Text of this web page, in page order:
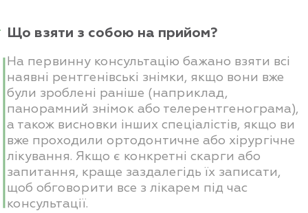
Що взяти з собою на прийом?
На первинну консультацію бажано взяти всі
наявні рентгенівські знімки, якщо вони вже
були зроблені раніше (наприклад,
панорамний знімок або телерентгенограма),
а також висновки інших спеціалістів, якщо ви
вже проходили ортодонтичне або хірургічне
лікування. Якщо є конкретні скарги або
запитання, краще заздалегідь їх записати,
щоб обговорити все з лікарем під час
консультації.